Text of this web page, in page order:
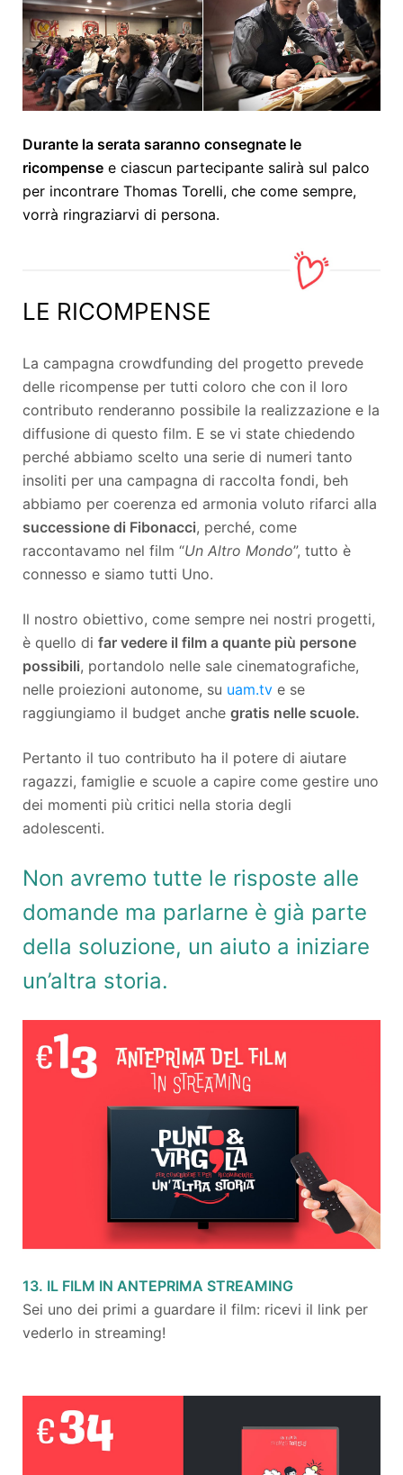
Durante la serata saranno consegnate le
ricompense e ciascun partecipante salirà sul palco
per incontrare Thomas Torelli, che come sempre,
vorrà ringraziarvi di persona.
LE RICOMPENSE
La campagna crowdfunding del progetto prevede
delle ricompense per tutti coloro che con il loro
contributo renderanno possibile la realizzazione e la
diffusione di questo film. E se vi state chiedendo
perché abbiamo scelto una serie di numeri tanto
insoliti per una campagna di raccolta fondi, beh
abbiamo per coerenza ed armonia voluto rifarci alla
successione di Fibonacci, perché, come
raccontavamo nel film “Un Altro Mondo”, tutto è
connesso e siamo tutti Uno.
Il nostro obiettivo, come sempre nei nostri progetti,
è quello di far vedere il film a quante più persone
possibili, portandolo nelle sale cinematografiche,
nelle proiezioni autonome, su uam.tv e se
raggiungiamo il budget anche gratis nelle scuole.
Pertanto il tuo contributo ha il potere di aiutare
ragazzi, famiglie e scuole a capire come gestire uno
dei momenti più critici nella storia degli
adolescenti.
Non avremo tutte le risposte alle
domande ma parlarne è già parte
della soluzione, un aiuto a iniziare
un’altra storia.
13. IL FILM IN ANTEPRIMA STREAMING
Sei uno dei primi a guardare il film: ricevi il link per
vederlo in streaming!